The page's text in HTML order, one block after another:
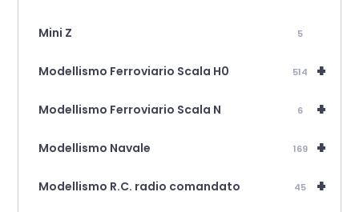
Mini Z 5
+
Modellismo Ferroviario Scala H0 514
+
Modellismo Ferroviario Scala N 6
+
Modellismo Navale 169
+
Modellismo R.C. radio comandato 45